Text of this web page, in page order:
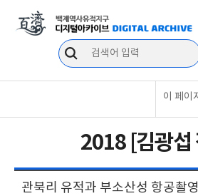
이 페이
2018 [김광섭
관북리 유적과 부소산성 항공촬